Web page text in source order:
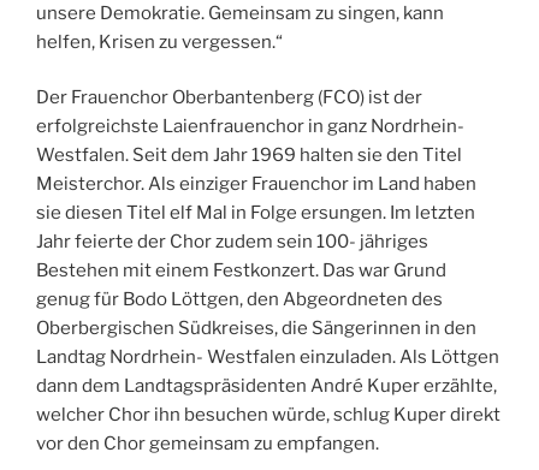
unsere Demokratie. Gemeinsam zu singen, kann
helfen, Krisen zu vergessen.“
Der Frauenchor Oberbantenberg (FCO) ist der
erfolgreichste Laienfrauenchor in ganz Nordrhein-
Westfalen. Seit dem Jahr 1969 halten sie den Titel
Meisterchor. Als einziger Frauenchor im Land haben
sie diesen Titel elf Mal in Folge ersungen. Im letzten
Jahr feierte der Chor zudem sein 100- jähriges
Bestehen mit einem Festkonzert. Das war Grund
genug für Bodo Löttgen, den Abgeordneten des
Oberbergischen Südkreises, die Sängerinnen in den
Landtag Nordrhein- Westfalen einzuladen. Als Löttgen
dann dem Landtagspräsidenten André Kuper erzählte,
welcher Chor ihn besuchen würde, schlug Kuper direkt
vor den Chor gemeinsam zu empfangen.